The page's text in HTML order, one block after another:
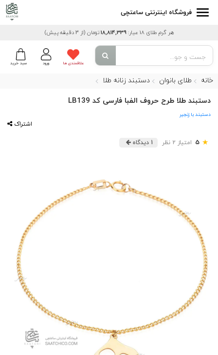
فروشگاه اینترنتی ساعتچی
هر گرم طلای 18 عیار: 18,814,339تومان (از 3 دقیقه پیش)
سبد خرید ورود علاقمندی ها
خانه طلای بانوان دستبند زنانه طلا
دستبند طلا طرح حروف الفبا فارسی کد LB139
دستبند با زنجیر
اشتراک
★
5 امتیاز 2 نظر 1 دیدگاه